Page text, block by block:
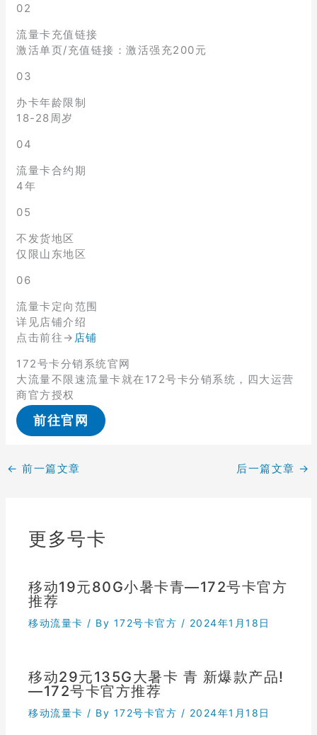
02
流量卡充值链接
激活单页/充值链接：激活强充200元
03
办卡年龄限制
18-28周岁
04
流量卡合约期
4年
05
不发货地区
仅限山东地区
06
流量卡定向范围
详见店铺介绍
点击前往→ 店铺
172号卡分销系统官网
大流量不限速流量卡就在172号卡分销系统，四大运营
商官方授权
前往官网
← 前一篇文章 后一篇文章 →
更多号卡
移动19元80G小暑卡青—172号卡官方
推荐
移动流量卡 / By 172号卡官方 / 2024年1月18日
移动29元135G大暑卡 青 新爆款产品!
—172号卡官方推荐
移动流量卡 / By 172号卡官方 / 2024年1月18日